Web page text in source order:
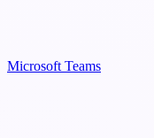
Microsoft Teams